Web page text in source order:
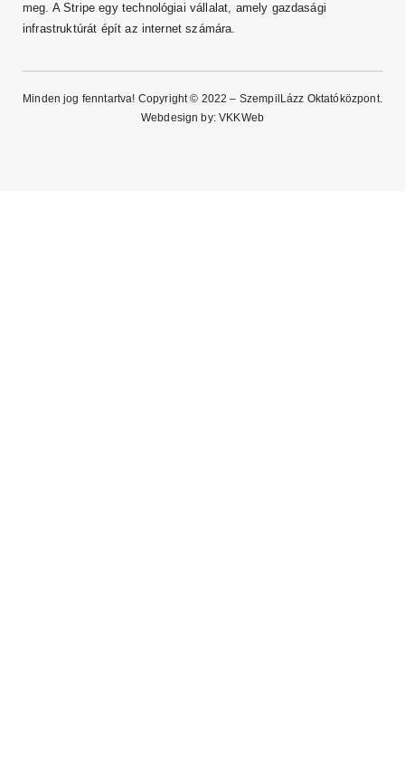
meg. A Stripe egy technológiai vállalat, amely gazdasági
infrastruktúrát épít az internet számára.
Minden jog fenntartva! Copyright © 2022 – SzempilLázz Oktatóközpont.
Webdesign by:VKKWeb